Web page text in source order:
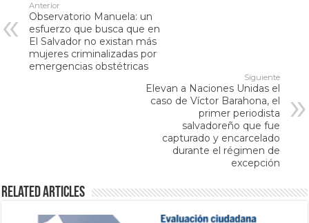
Anterior
Observatorio Manuela: un
esfuerzo que busca que en
El Salvador no existan más
mujeres criminalizadas por
emergencias obstétricas
Siguiente
Elevan a Naciones Unidas el
caso de Víctor Barahona, el
primer periodista
salvadoreño que fue
capturado y encarcelado
durante el régimen de
excepción
Related Articles